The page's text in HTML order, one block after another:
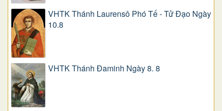
VHTK Thánh Laurensô Phó Tế - Tử Đạo Ngày
10.8
VHTK Thánh Đaminh Ngày 8. 8